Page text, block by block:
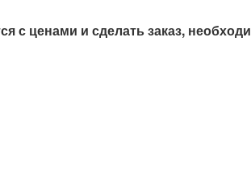
с ценами и сделать заказ,